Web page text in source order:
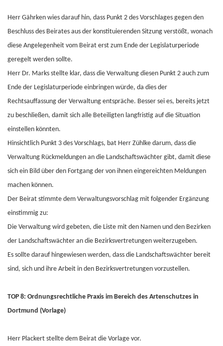
Herr Gährken wies darauf hin, dass Punkt 2 des Vorschlages gegen den
Beschluss des Beirates aus der konstituierenden Sitzung verstößt, wonach
diese Angelegenheit vom Beirat erst zum Ende der Legislaturperiode
geregelt werden sollte.
Herr Dr. Marks stellte klar, dass die Verwaltung diesen Punkt 2 auch zum
Ende der Legislaturperiode einbringen würde, da dies der
Rechtsauffassung der Verwaltung entspräche. Besser sei es, bereits jetzt
zu beschließen, damit sich alle Beteiligten langfristig auf die Situation
einstellen könnten.
Hinsichtlich Punkt 3 des Vorschlags, bat Herr Zühlke darum, dass die
Verwaltung Rückmeldungen an die Landschaftswächter gibt, damit diese
sich ein Bild über den Fortgang der von ihnen eingereichten Meldungen
machen können.
Der Beirat stimmte dem Verwaltungsvorschlag mit folgender Ergänzung
einstimmig zu:
Die Verwaltung wird gebeten, die Liste mit den Namen und den Bezirken
der Landschaftswächter an die Bezirksvertretungen weiterzugeben.
Es sollte darauf hingewiesen werden, dass die Landschaftswächter bereit
sind, sich und ihre Arbeit in den Bezirksvertretungen vorzustellen.
TOP 8: Ordnungsrechtliche Praxis im Bereich des Artenschutzes in
Dortmund (Vorlage)
Herr Plackert stellte dem Beirat die Vorlage vor.